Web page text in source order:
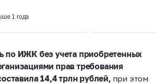
1 года
по ИЖК без учета приобретенных
прав требования
14,4 трлн рублей, при этом